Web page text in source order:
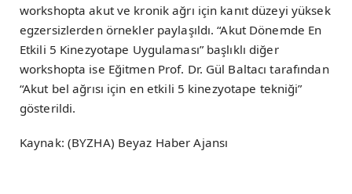
workshopta akut ve kronik ağrı için kanıt düzeyi yüksek
egzersizlerden örnekler paylaşıldı. “Akut Dönemde En
Etkili 5 Kinezyotape Uygulaması” başlıklı diğer
workshopta ise Eğitmen Prof. Dr. Gül Baltacı tarafından
“Akut bel ağrısı için en etkili 5 kinezyotape tekniği”
gösterildi.
Kaynak: (BYZHA) Beyaz Haber Ajansı